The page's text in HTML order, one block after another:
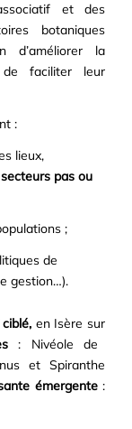
et des
botaniques
d’améliorer la
faciliter leur
:
lieux,
pas ou
;
de
gestion…).
en Isère sur
: Nivéole de
et Spiranthe
émergente: